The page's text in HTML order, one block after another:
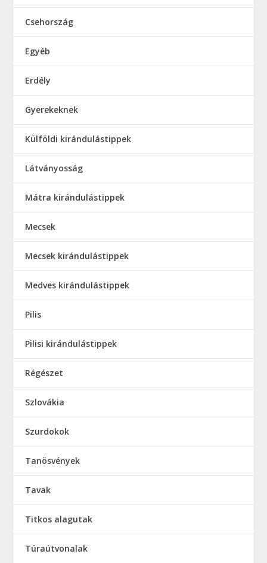
Csehország
Egyéb
Erdély
Gyerekeknek
Külföldi kirándulástippek
Látványosság
Mátra kirándulástippek
Mecsek
Mecsek kirándulástippek
Medves kirándulástippek
Pilis
Pilisi kirándulástippek
Régészet
Szlovákia
Szurdokok
Tanösvények
Tavak
Titkos alagutak
Túraútvonalak